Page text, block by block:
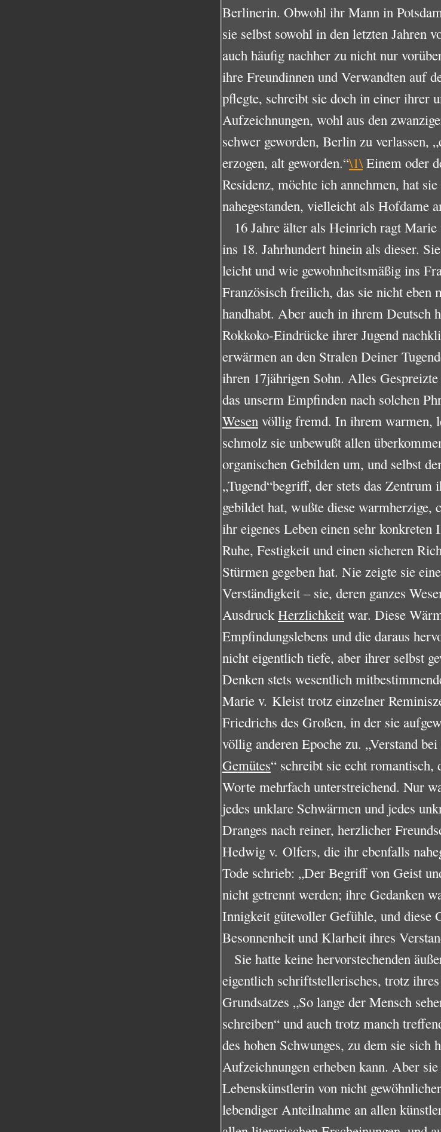
Berlinerin. Obwohl ihr Mann in
sie selbst sowohl in den letzten Jahren
auch häufig nachher zu nicht nur
ihre Freundinnen und Verwandten auf
pflegte, schreibt sie doch in einer ihrer
Aufzeichnungen, wohl aus den
schwer geworden, Berlin zu verlassen,
erzogen, alt geworden.“\1\Einem oder
Residenz, möchte ich annehmen, hat
nahegestanden, vielleicht als Hofdame
16 Jahre älter als Heinrich ragt
ins 18. Jahrhundert hinein als dieser.
leicht und wie gewohnheitsmäßig ins
Französisch freilich, das sie nicht eben
handhabt. Aber auch in ihrem Deutsch
Rokkoko-Eindrücke ihrer Jugend
erwärmen an den Stralen Deiner
ihren 17jährigen Sohn. Alles
das unserm Empfinden nach solchen
Wesen völlig fremd. In ihrem warmen,
schmolz sie unbewußt allen
organischen Gebilden um, und selbst
„Tugend“begriff, der stets das Zentrum
gebildet hat, wußte diese warmherzige,
ihr eigenes Leben einen sehr konkreten
Ruhe, Festigkeit und einen sicheren
Stürmen gegeben hat. Nie zeigte sie
Verständigkeit – sie, deren ganzes
AusdruckHerzlichkeit war. Diese
Empfindungslebens und die daraus
nicht eigentlich tiefe, aber ihrer selbst
Denken stets wesentlich
Marie v. Kleist trotz einzelner
Friedrichs des Großen, in der sie
völlig anderen Epoche zu. „Verstand
Gemütes“ schreibt sie echt romantisch,
Worte mehrfach unterstreichend. Nur
jedes unklare Schwärmen und jedes
Dranges nach reiner, herzlicher
Hedwig v. Olfers, die ihr ebenfalls
Tode schrieb: „Der Begriff von Geist
nicht getrennt werden; ihre Gedanken
Innigkeit gütevoller Gefühle, und diese
Besonnenheit und Klarheit ihres
Sie hatte keine hervorstechenden
eigentlich schriftstellerisches, trotz
Grundsatzes „So lange der Mensch
schreiben“ und auch trotz manch
des hohen Schwunges, zu dem sie sich
Aufzeichnungen erheben kann. Aber
Lebenskünstlerin von nicht
lebendiger Anteilnahme an allen